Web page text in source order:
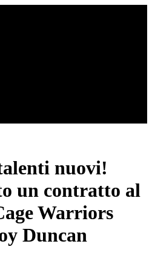
nuovi!
un contratto al
Warriors
Duncan